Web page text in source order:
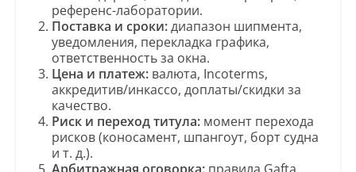
референс-лаборатории.
Поставка и сроки:диапазон шипмента,
уведомления, перекладка графика,
ответственность за окна.
Цена и платеж:валюта, Incoterms,
аккредитив/инкассо, доплаты/скидки за
качество.
Риск и переход титула:момент перехода
рисков (коносамент, шпангоут, борт судна
и т. д.).